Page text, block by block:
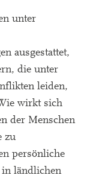
unter
ausgestattet,
die unter
leiden,
wirkt sich
der Menschen
zu
persönliche
ländlichen